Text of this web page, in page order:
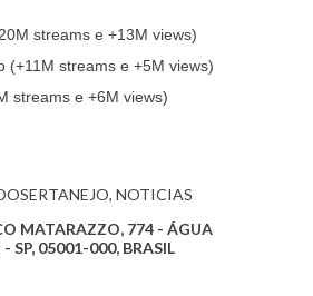
streams e +13M views)
(+11M streams e +5M views)
streams e +6M views)
NOTICIAS
MATARAZZO, 774 - ÁGUA
SP, 05001-000, BRASIL